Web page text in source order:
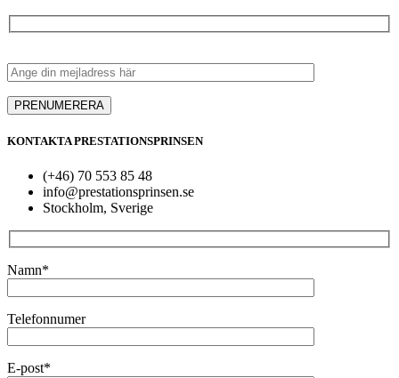
KONTAKTA PRESTATIONSPRINSEN
(+46) 70 553 85 48
info@prestationsprinsen.se
Stockholm, Sverige
Namn*
Telefonnumer
E-post*